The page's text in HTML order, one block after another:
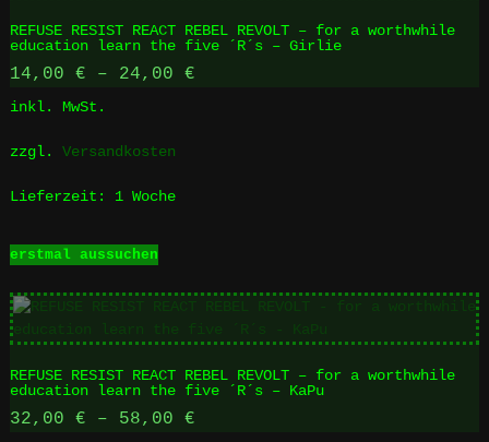
REFUSE RESIST REACT REBEL REVOLT – for a worthwhile
education learn the five ´R´s – Girlie
14,00 € – 24,00 €
inkl. MwSt.
zzgl. Versandkosten
Lieferzeit: 1 Woche
erstmal aussuchen
Dieses
Produkt
mehrere
Varianten
Die
Optionen
können
REFUSE RESIST REACT REBEL REVOLT – for a worthwhile
education learn the five ´R´s – KaPu
32,00 € – 58,00 €